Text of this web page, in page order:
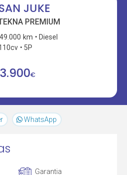
JUKE
PREMIUM
km
Diesel
5P
€
WhatsApp
Garantia